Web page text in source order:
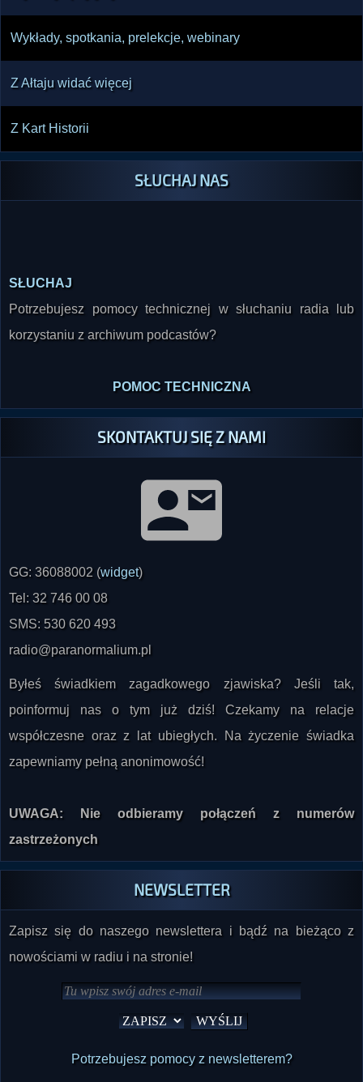
Wykłady, spotkania, prelekcje, webinary
Z Ałtaju widać więcej
Z Kart Historii
SŁUCHAJ NAS
SŁUCHAJ
Potrzebujesz pomocy technicznej w słuchaniu radia lub
korzystaniu z archiwum podcastów?
POMOC TECHNICZNA
SKONTAKTUJ SIĘ Z NAMI
GG: 36088002 (widget)
Tel: 32 746 00 08
SMS: 530 620 493
radio@paranormalium.pl
Byłeś świadkiem zagadkowego zjawiska? Jeśli tak,
poinformuj nas o tym już dziś! Czekamy na relacje
współczesne oraz z lat ubiegłych. Na życzenie świadka
zapewniamy pełną anonimowość!
UWAGA: Nie odbieramy połączeń z numerów
zastrzeżonych
NEWSLETTER
Zapisz się do naszego newslettera i bądź na bieżąco z
nowościami w radiu i na stronie!
Potrzebujesz pomocy z newsletterem?